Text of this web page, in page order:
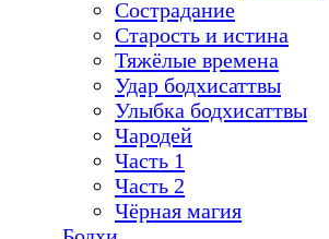
Сострадание
Старость и истина
Тяжёлые времена
Удар бодхисаттвы
Улыбка бодхисаттвы
Чародей
Часть 1
Часть 2
Чёрная магия